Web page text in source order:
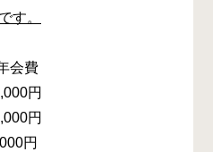
す。
会費
円
円
円